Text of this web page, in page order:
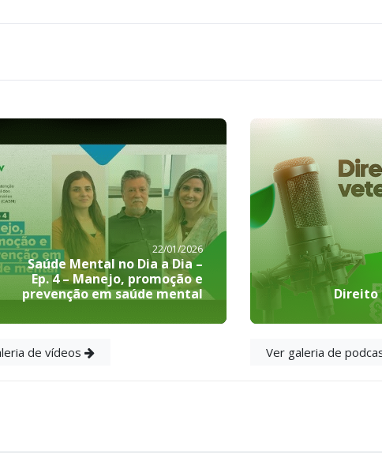
22/01/2026
Saúde Mental no Dia a Dia –
Ep. 4 – Manejo, promoção e
prevenção em saúde mental
de vídeos
Direito
Ver galeria de